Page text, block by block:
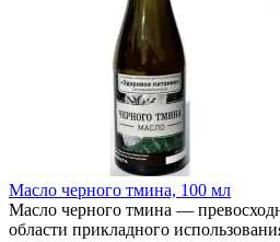
Масло черного тмина, 100 мл
Масло черного тмина —
области прикладного